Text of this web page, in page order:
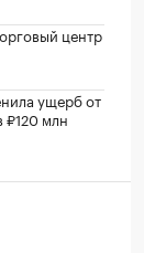
центр
ущерб от
₽120 млн